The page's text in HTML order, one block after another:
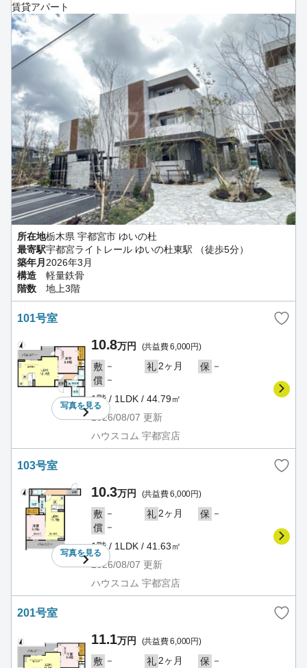
賃貸アパート
所在地栃木県 宇都宮市 ゆいの杜
最寄駅宇都宮ライトレール ゆいの杜東駅 （徒歩5分）
築年月 2026年3月
構造
軽量鉄骨
階数
地上3階
101号室
写真を見る
10.8万円 (共益費 6,000円)
敷 － 礼2ヶ月 保 －
償 －
1階 / 1LDK / 44.79㎡
2026/08/07 更新
ハウスコム 宇都宮店
103号室
写真を見る
10.3万円 (共益費 6,000円)
敷 － 礼2ヶ月 保 －
償 －
1階 / 1LDK / 41.63㎡
2026/08/07 更新
ハウスコム 宇都宮店
201号室
11.1万円 (共益費 6,000円)
敷 － 礼2ヶ月 保 －